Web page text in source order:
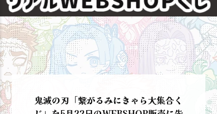
鬼滅の刃「繋がるみにきゃら大集合く